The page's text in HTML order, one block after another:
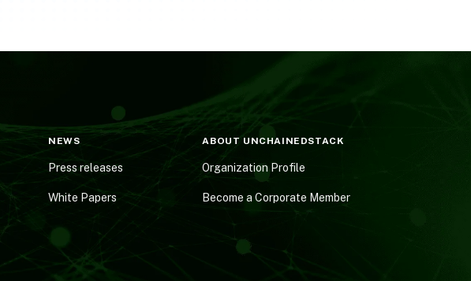
NEWS
Press releases
White Papers
ABOUT UNCHAINEDSTACK
Organization Profile
Become a Corporate Member